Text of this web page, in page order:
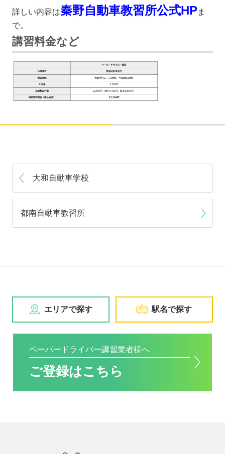
詳しい内容は秦野自動車教習所公式HPま
で。
講習料金など
大和自動車学校
都南自動車教習所
エリアで探す 駅名で探す
ペーパードライバー講習業者様へ
ご登録はこちら